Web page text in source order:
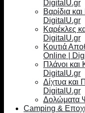
DigitalU.gr
Βαρίδια
DigitalU.gr
Καρέκλες
DigitalU.gr
Κουτιά
Online |
Πλάνοι και
DigitalU.gr
Δίχτυα και
DigitalU.gr
Δολώματα
Camping &